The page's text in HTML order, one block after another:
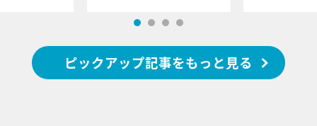
ピックアップ記事をもっと見る